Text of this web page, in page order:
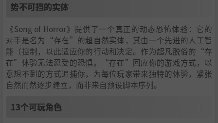
势不可挡的实体
《Song of Horror》提供了一个真正的动态恐怖体验：它的
对手是名为“存在”的超自然实体，其由一个先进的人工智
能（控制，以此适应你的行动和决定。作为超凡脱俗的“存
在”体验无法忍受的恐惧。“存在”回应你的游戏方式，以
意想不到的方式追捕你，为每位玩家带来独特的体验，紧张
自然而然逐步建立，而非来自预设脚本序列。
13个可玩角色